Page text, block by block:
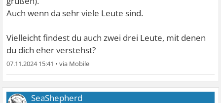
Auch wenn da sehr viele Leute sind.
Vielleicht findest du auch zwei drei Leute, mit denen
du dich eher verstehst?
07.11.2024 15:41 •
SeaShepherd